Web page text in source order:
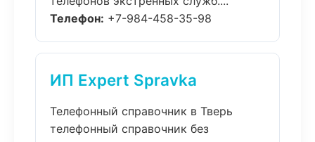
Телефон: +7-984-458-35-98
ИП Expert Spravka
Телефонный справочник в Тверь
телефонный справочник без